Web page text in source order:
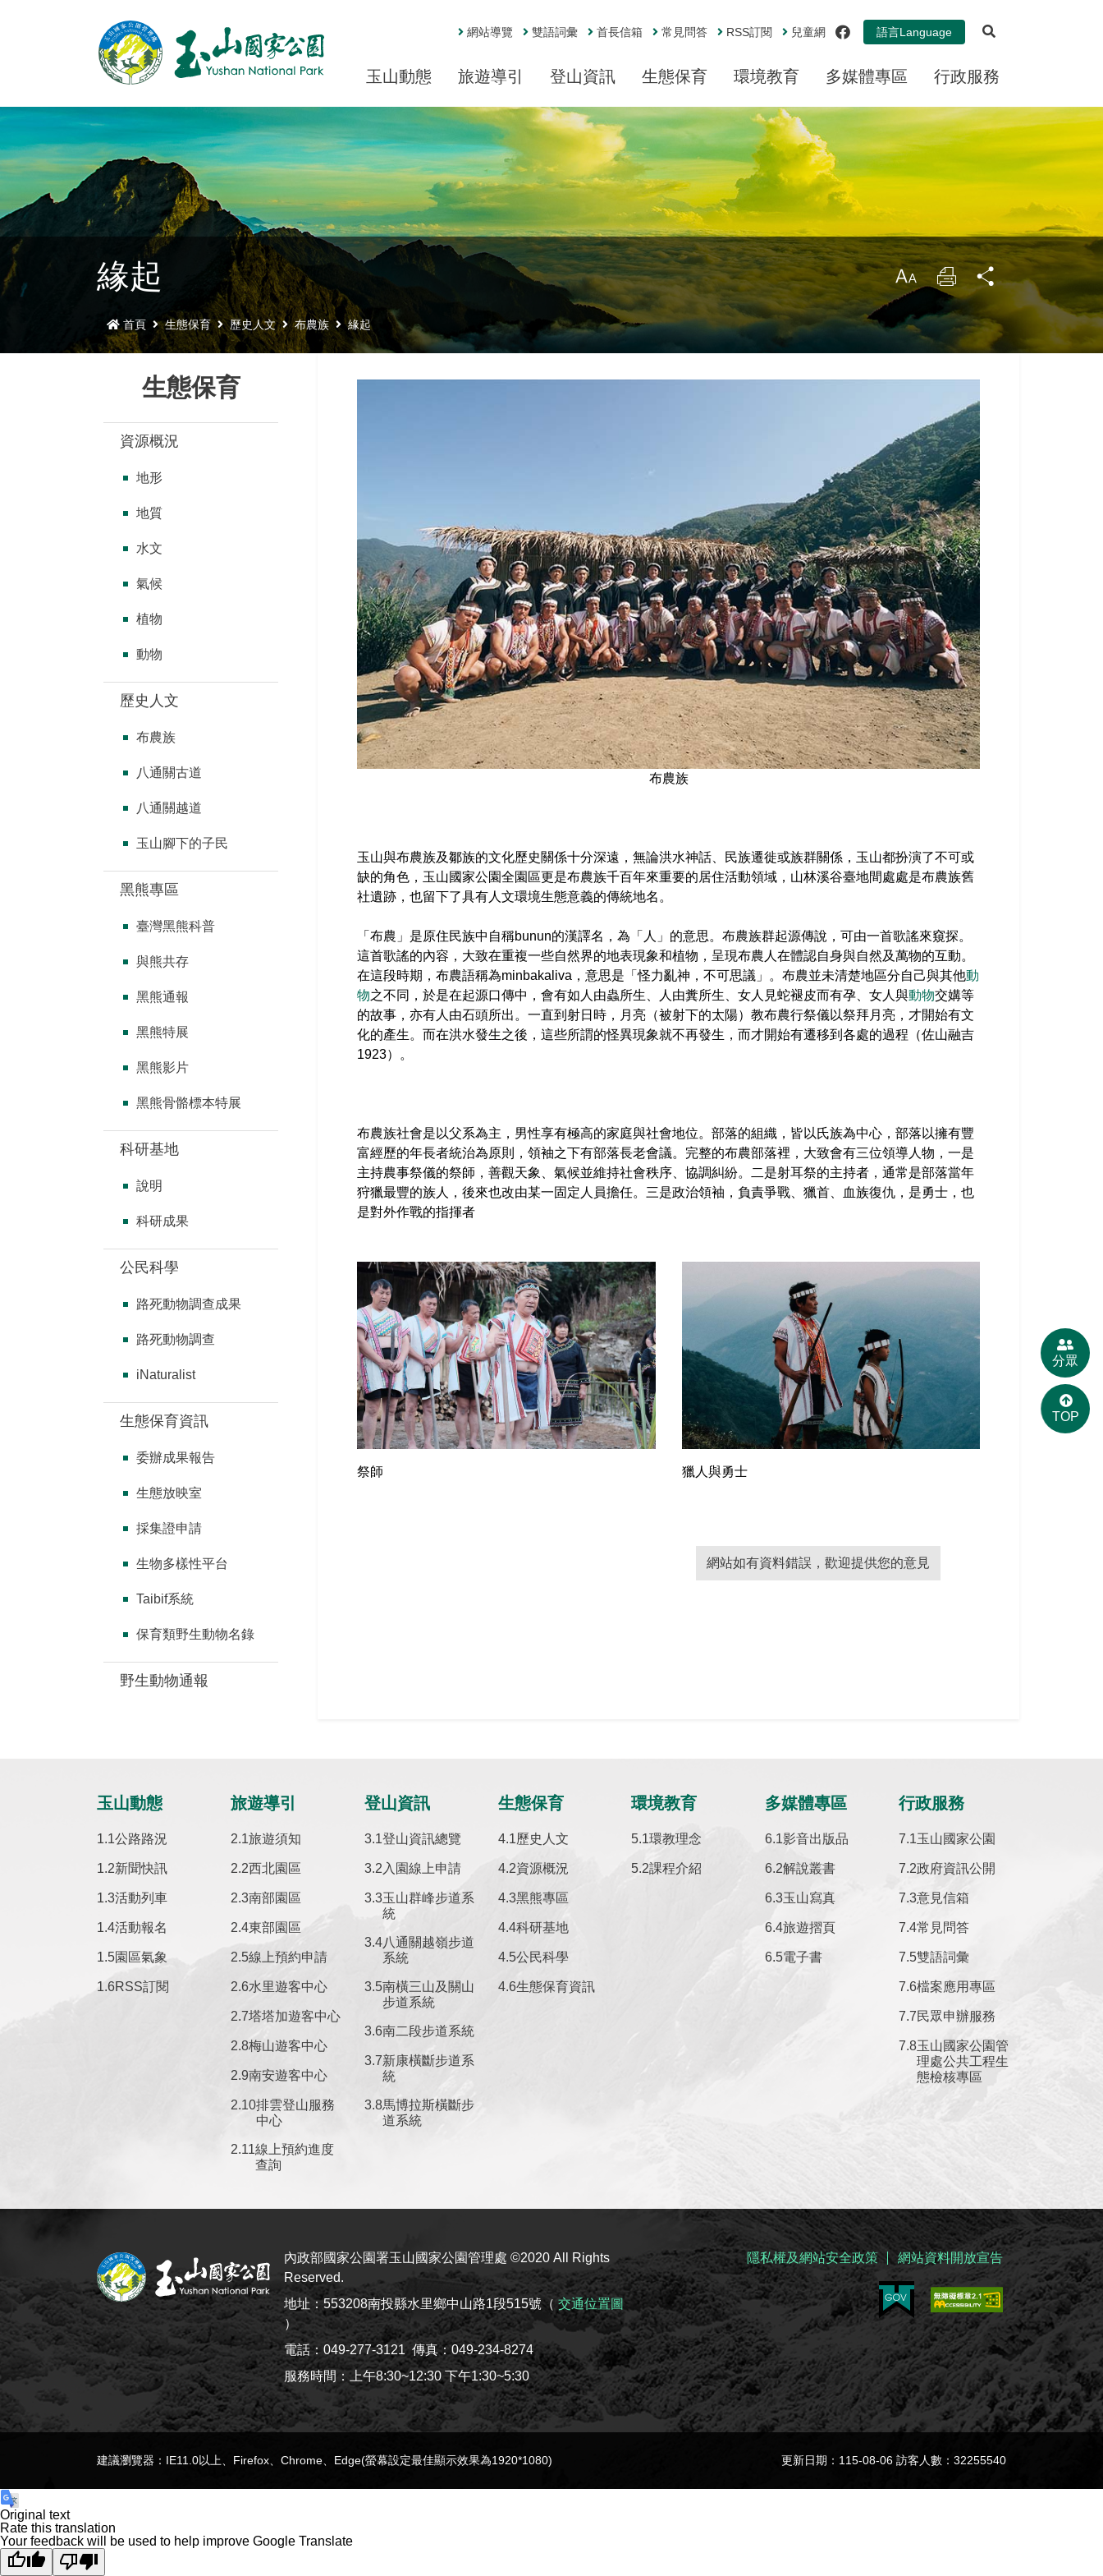
網站導覽 雙語詞彙 首長信箱 常見問答 RSS訂閱 兒童網 facebook
語言Language
玉山動態 旅遊導引 登山資訊 生態保育 環境教育 多媒體專區 行政服務
緣起 大 列
首頁 生態保育 歷史人文 布農族 緣起
生態保育
資源概況
地形
地質
水文
氣候
植物
動物
歷史人文
布農族
八通關古道
八通關越道
玉山腳下的子民
黑熊專區
臺灣黑熊科普
與熊共存
黑熊通報
黑熊特展
黑熊影片
黑熊骨骼標本特展
科研基地
說明
科研成果
公民科學
路死動物調查成果
路死動物調查
iNaturalist
生態保育資訊
委辦成果報告
生態放映室
採集證申請
生物多樣性平台
Taibif系統
保育類野生動物名錄
野生動物通報
布農族
玉山與布農族及鄒族的文化歷史關係十分深遠，無論洪水神話、民族遷徙或族群關係，玉山都扮演了不可或
缺的角色，玉山國家公園全園區更是布農族千百年來重要的居住活動領域，山林溪谷臺地間處處是布農族舊
社遺跡，也留下了具有人文環境生態意義的傳統地名。
「布農」是原住民族中自稱bunun的漢譯名，為「人」的意思。布農族群起源傳說，可由一首歌謠來窺探。
這首歌謠的內容，大致在重複一些自然界的地表現象和植物，呈現布農人在體認自身與自然及萬物的互動。
在這段時期，布農語稱為minbakaliva，意思是「怪力亂神，不可思議」。布農並未清楚地區分自己與其他動
物之不同，於是在起源口傳中，會有如人由蟲所生、人由糞所生、女人見蛇褪皮而有孕、女人與動物交媾等
的故事，亦有人由石頭所出。一直到射日時，月亮（被射下的太陽）教布農行祭儀以祭拜月亮，才開始有文
化的產生。而在洪水發生之後，這些所謂的怪異現象就不再發生，而才開始有遷移到各處的過程（佐山融吉
1923）。
布農族社會是以父系為主，男性享有極高的家庭與社會地位。部落的組織，皆以氏族為中心，部落以擁有豐
富經歷的年長者統治為原則，領袖之下有部落長老會議。完整的布農部落裡，大致會有三位領導人物，一是
主持農事祭儀的祭師，善觀天象、氣候並維持社會秩序、協調糾紛。二是射耳祭的主持者，通常是部落當年
狩獵最豐的族人，後來也改由某一固定人員擔任。三是政治領袖，負責爭戰、獵首、血族復仇，是勇士，也
是對外作戰的指揮者
祭師 獵人與勇士
網站如有資料錯誤，歡迎提供您的意見
玉山動態
公路路況
新聞快訊
活動列車
活動報名
園區氣象
RSS訂閱
旅遊導引
旅遊須知
西北園區
南部園區
東部園區
線上預約申請
水里遊客中心
塔塔加遊客中心
梅山遊客中心
南安遊客中心
排雲登山服務
中心
線上預約進度
查詢
登山資訊
登山資訊總覽
入園線上申請
玉山群峰步道系
統
八通關越嶺步道
系統
南橫三山及關山
步道系統
南二段步道系統
新康橫斷步道系
統
馬博拉斯橫斷步
道系統
生態保育
歷史人文
資源概況
黑熊專區
科研基地
公民科學
生態保育資訊
環境教育
環教理念
課程介紹
多媒體專區
影音出版品
解說叢書
玉山寫真
旅遊摺頁
電子書
行政服務
玉山國家公園
政府資訊公開
意見信箱
常見問答
雙語詞彙
檔案應用專區
民眾申辦服務
玉山國家公園管
理處公共工程生
態檢核專區
內政部國家公園署玉山國家公園管理處 ©2020 All Rights
Reserved.
地址：553208南投縣水里鄉中山路1段515號（ 交通位置圖
）
電話：049-277-3121 傳真：049-234-8274
服務時間：上午8:30~12:30 下午1:30~5:30
隱私權及網站安全政策 網站資料開放宣告
建議瀏覽器：IE11.0以上、Firefox、Chrome、Edge(螢幕設定最佳顯示效果為1920*1080) 更新日期：115-08-06 訪客人數：32255540
分眾
TOP
Original text
Rate this translation
Your feedback will be used to help improve Google Translate